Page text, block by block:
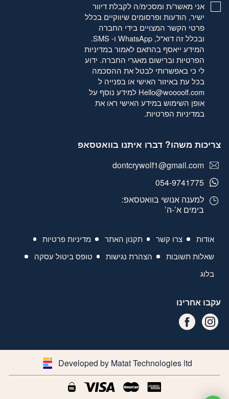
אני מאשר/ת ומסכימ/ה לקבלת דיוור
ישיר, הודעות ופרסומים שיווקיים בכלל
פרטי הקשר המצויים בידי החברה
ובכלל זה דוא"ל, WhatsApp ו- SMS.
המידע ייאסף בהתאם לאמורבמדיניות
הפרטיותוברישום מאגרי החברה. ידוע
לי כי באפשרותי לבטל את ההסכמה
בכל עת באיזור האישי או בפנייה ל
Hello@woooolf.com למידע נוסף על
אופן השימוש במידע האישי ראו את
במדיניות הפרטיות.
אודות צרו קשר תקנון האתר
מדיניות פרטיות
שאלות תשובות
הצהרת נגישות
טופס ביטול עסקה
בלוג
צריכות משהו? דברו איתנו בוואטסאפ
dontcrywolf1@gmail.com
054-9741775
למענה אנושי בוואטסאפ:
בימים א’-ה’
עקבו אחרינו
Developed by Matat Technologies ltd